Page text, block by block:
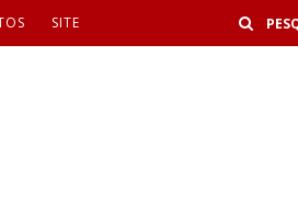
SITE Buscar